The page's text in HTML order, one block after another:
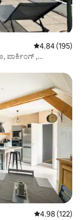
5 ರಲ್ಲಿ 4.84
4.84 (195)
ಪಾರ್ಕಿಂಗ್ ,
5 ರಲ್ಲಿ 4.98
4.98 (122)